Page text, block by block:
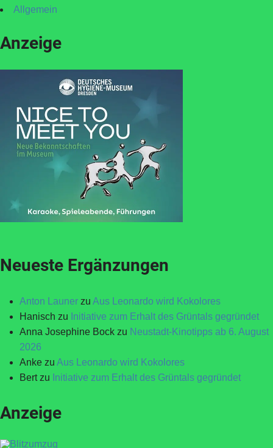
Allgemein
Anzeige
Neueste Ergänzungen
Anton Launer zu Aus Leonardo wird Kokolores
Hanisch zu Initiative zum Erhalt des Grüntals gegründet
Anna Josephine Bock zu Neustadt-Kinotipps ab 6. August
2026
Anke zu Aus Leonardo wird Kokolores
Bertzu Initiative zum Erhalt des Grüntals gegründet
Anzeige